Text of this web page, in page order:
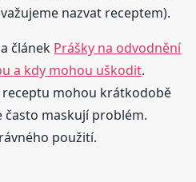
nazvat receptem).
článek Prášky na odvodnění
a kdy mohou uškodit.
receptu mohou krátkodobě
často maskují problém.
použití.